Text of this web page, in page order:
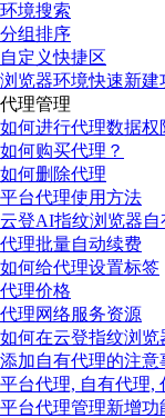
环境搜索
分组排序
自定义快捷区
浏览器环境快速新建
代理管理
如何进行代理数据权
如何购买代理？
如何删除代理
平台代理使用方法
云登AI指纹浏览器
代理批量自动续费
如何给代理设置标签
代理价格
代理网络服务资源
如何在云登指纹浏览
添加自有代理的注意
平台代理, 自有代理,
平台代理管理新增功